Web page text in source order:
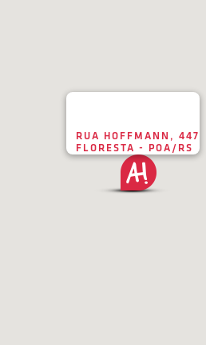
RUA HOFFMANN, 447
FLORESTA - POA/RS